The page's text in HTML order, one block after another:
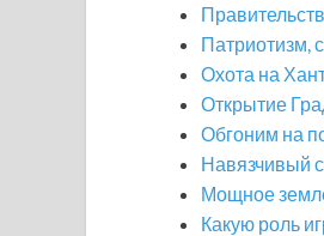
Патриотизм,
Охота на
Открытие
Обгоним на
Навязчивый
Мощное
Какую роль